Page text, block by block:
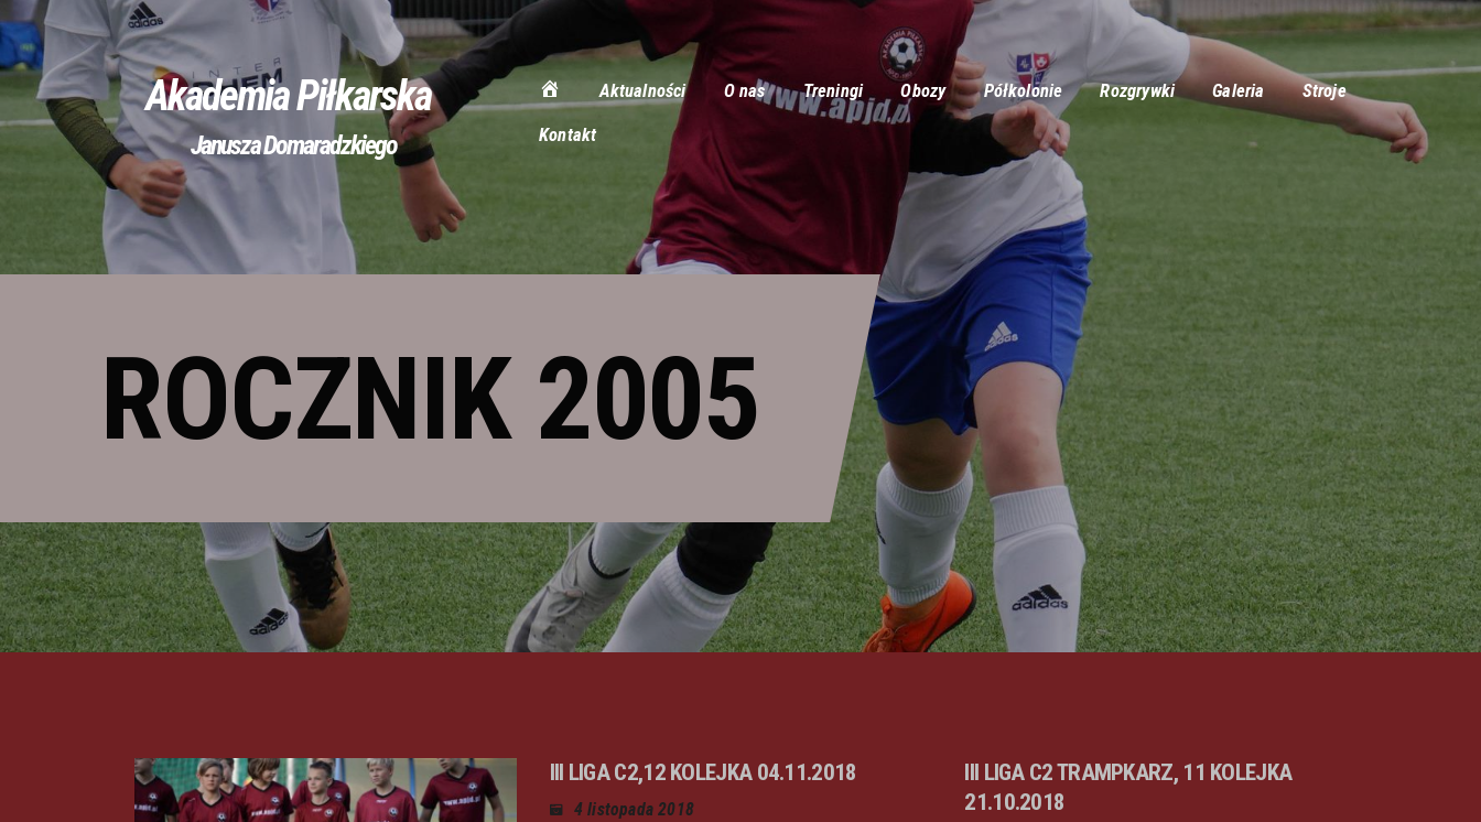
Akademia Piłkarska
Janusza Domaradzkiego
Aktualności O nas Treningi Obozy Półkolonie Rozgrywki Galeria Stroje
Kontakt
ROCZNIK 2005
Aktualności
O nas
Obozy
Półkolonie
Galeria
Stroje
III LIGA C2,12 KOLEJKA 04.11.2018
4 listopada 2018
III LIGA C2 TRAMPKARZ, 11 KOLEJKA
21.10.2018